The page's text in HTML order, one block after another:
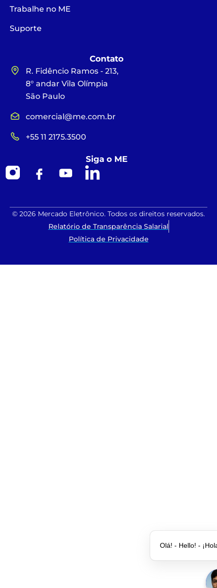
Trabalhe no ME
Suporte
Contato
R. Fidêncio Ramos - 213,
8° andar Vila Olímpia
São Paulo
comercial@me.com.br
+55 11 2175.3500
Siga o ME
© 2026 Mercado Eletrônico. Todos os direitos reservados.
Relatório de Transparência Salarial
Política de Privacidade
Olá! - Hello! -